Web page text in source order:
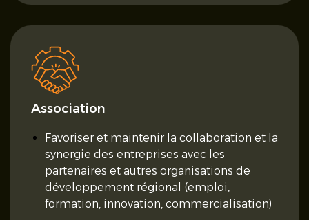
Association
Favoriser et maintenir la collaboration et la
synergie des entreprises avec les
partenaires et autres organisations de
développement régional (emploi,
formation, innovation, commercialisation)